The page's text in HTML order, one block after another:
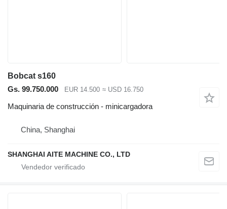
Bobcat s160
Gs. 99.750.000
EUR 14.500 ≈ USD 16.750
Maquinaria de construcción - minicargadora
China, Shanghai
SHANGHAI AITE MACHINE CO., LTD